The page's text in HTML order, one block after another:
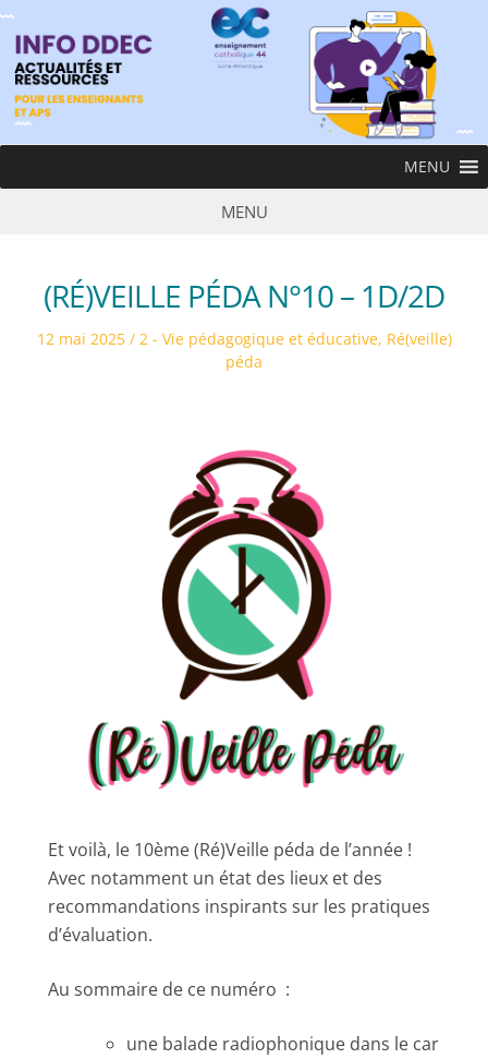
MENU
MENU
(RÉ)VEILLE PÉDA N°10 – 1D/2D
12 mai 2025 2 - Vie pédagogique et éducative, Ré(veille)
péda
Et voilà, le 10ème (Ré)Veille péda de l’année !
Avec notamment un état des lieux et des
recommandations inspirants sur les pratiques
d’évaluation.
Au sommaire de ce numéro :
une balade radiophonique dans le car